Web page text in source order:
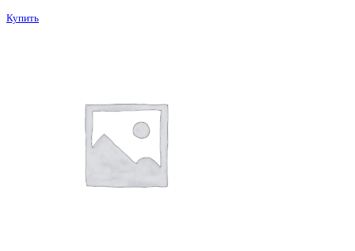
Купить